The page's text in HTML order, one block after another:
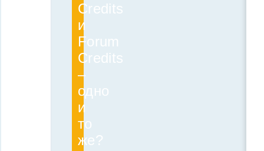
Credits
и
Forum
Credits
–
одно
и
то
же?